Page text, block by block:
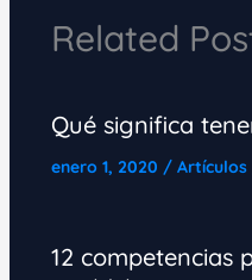
Related
Qué significa
enero 1, 2020 / Artículos
12 competencias